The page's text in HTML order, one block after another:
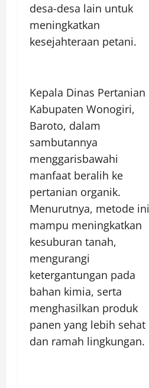
desa-desa lain untuk
meningkatkan
kesejahteraan petani.
Kepala Dinas Pertanian
Kabupaten Wonogiri,
Baroto, dalam
sambutannya
menggarisbawahi
manfaat beralih ke
pertanian organik.
Menurutnya, metode ini
mampu meningkatkan
kesuburan tanah,
mengurangi
ketergantungan pada
bahan kimia, serta
menghasilkan produk
panen yang lebih sehat
dan ramah lingkungan.